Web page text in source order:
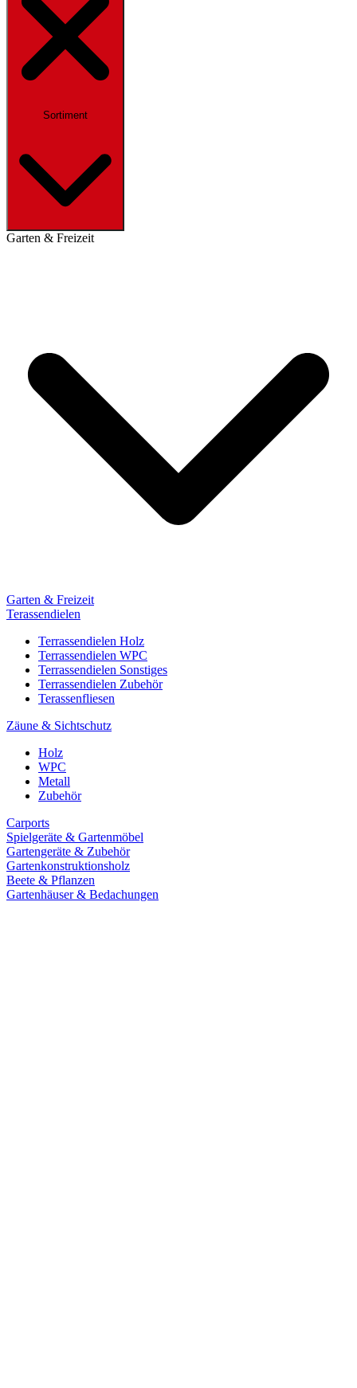
Sortiment
Garten & Freizeit
Garten & Freizeit
Terassendielen
Terrassendielen Holz
Terrassendielen WPC
Terrassendielen Sonstiges
Terrassendielen Zubehör
Terassenfliesen
Zäune & Sichtschutz
Holz
WPC
Metall
Zubehör
Carports
Spielgeräte & Gartenmöbel
Gartengeräte & Zubehör
Gartenkonstruktionsholz
Beete & Pflanzen
Gartenhäuser & Bedachungen